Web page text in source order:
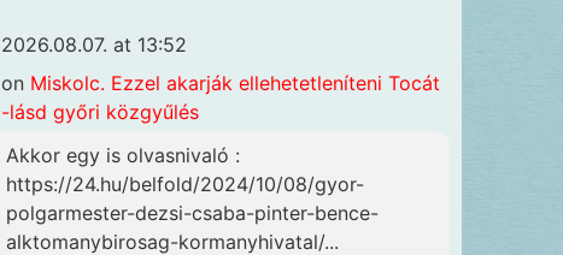
2026.08.07. at 13:52
on Miskolc. Ezzel akarják ellehetetleníteni Tocát
-lásd győri közgyűlés
Akkor egy is olvasnivaló :
https://24.hu/belfold/2024/10/08/gyor-
polgarmester-dezsi-csaba-pinter-bence-
alktomanybirosag-kormanyhivatal/...